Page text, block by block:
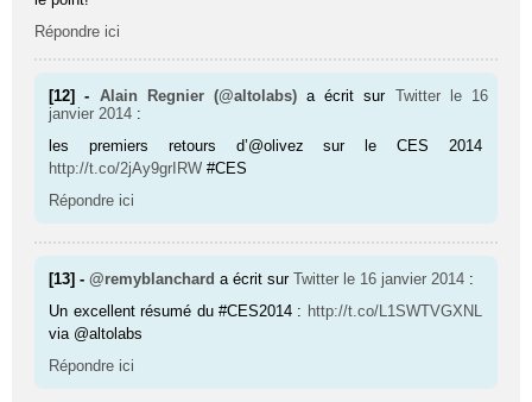
Répondre ici
[12] - Alain Regnier (@altolabs) a écrit sur Twitter
le 16
janvier 2014 :
les premiers retours d’@olivez sur le CES 2014
http://t.co/2jAy9grIRW #CES
Répondre ici
[13] -@remyblanchard a écrit surTwitter le 16 janvier 2014 :
Un excellent résumé du #CES2014 : http://t.co/L1SWTVGXNL
via @altolabs
Répondre ici